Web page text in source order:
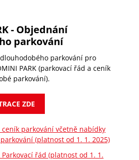
- Objednání
parkování
parkování pro
PARK (parkovací řád a ceník
parkování).
ZDE
ceník parkování včetně nabídky
(platnost od 1. 1. 2025)
Parkovací řád (platnost od 1. 1.